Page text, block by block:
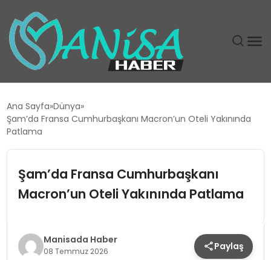
EĞITIM
GÜNDEM
Ana Sayfa Dünya
Şam’da Fransa Cumhurbaşkanı Macron’un Oteli Yakınında
Patlama
Şam’da Fransa Cumhurbaşkanı
Macron’un Oteli Yakınında Patlama
Manisada Haber
08 Temmuz 2026 Paylaş